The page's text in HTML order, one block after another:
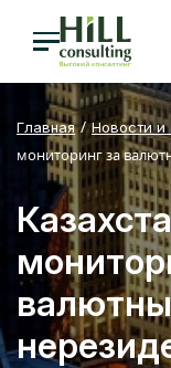
Главная Новости и
мониторинг за